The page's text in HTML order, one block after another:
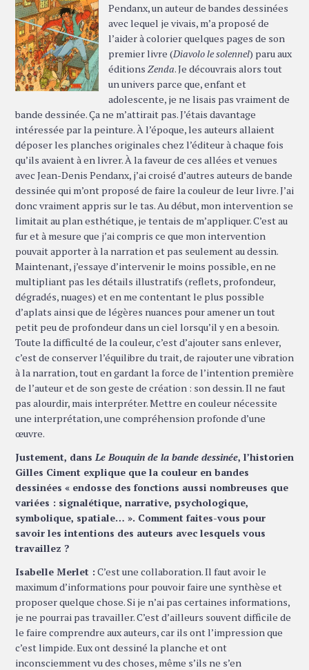
Pendanx, un auteur de bandes dessinées
avec lequel je vivais, m’a proposé de
l’aider à colorier quelques pages de son
premier livre (Diavolo le solennel) paru aux
éditionsZenda. Je découvrais alors tout
un univers parce que, enfant et
adolescente, je ne lisais pas vraiment de
bande dessinée. Ça ne m’attirait pas. J’étais davantage
intéressée par la peinture. À l’époque, les auteurs allaient
déposer les planches originales chez l’éditeur à chaque fois
qu’ils avaient à en livrer. À la faveur de ces allées et venues
avec Jean-Denis Pendanx, j’ai croisé d’autres auteurs de bande
dessinée qui m’ont proposé de faire la couleur de leur livre. J’ai
donc vraiment appris sur le tas. Au début, mon intervention se
limitait au plan esthétique, je tentais de m’appliquer. C’est au
fur et à mesure que j’ai compris ce que mon intervention
pouvait apporter à la narration et pas seulement au dessin.
Maintenant, j’essaye d’intervenir le moins possible, en ne
multipliant pas les détails illustratifs (reflets, profondeur,
dégradés, nuages) et en me contentant le plus possible
d’aplats ainsi que de légères nuances pour amener un tout
petit peu de profondeur dans un ciel lorsqu’il y en a besoin.
Toute la difficulté de la couleur, c’est d’ajouter sans enlever,
c’est de conserver l’équilibre du trait, de rajouter une vibration
à la narration, tout en gardant la force de l’intention première
de l’auteur et de son geste de création : son dessin. Il ne faut
pas alourdir, mais interpréter. Mettre en couleur nécessite
une interprétation, une compréhension profonde d’une
œuvre.
Justement, dans Le Bouquin de la bande dessinée, l’historien
Gilles Ciment explique que la couleur en bandes
dessinées « endosse des fonctions aussi nombreuses que
variées : signalétique, narrative, psychologique,
symbolique, spatiale… ». Comment faites-vous pour
savoir les intentions des auteurs avec lesquels vous
travaillez ?
Isabelle Merlet : C’est une collaboration. Il faut avoir le
maximum d’informations pour pouvoir faire une synthèse et
proposer quelque chose. Si je n’ai pas certaines informations,
je ne pourrai pas travailler. C’est d’ailleurs souvent difficile de
le faire comprendre aux auteurs, car ils ont l’impression que
c’est limpide. Eux ont dessiné la planche et ont
inconsciemment vu des choses, même s’ils ne s’en